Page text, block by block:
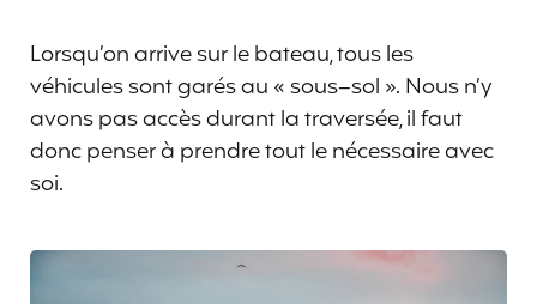
Lorsqu’on arrive sur le bateau, tous les
véhicules sont garés au « sous–sol ». Nous n’y
avons pas accès durant la traversée, il faut
donc penser à prendre tout le nécessaire avec
soi.